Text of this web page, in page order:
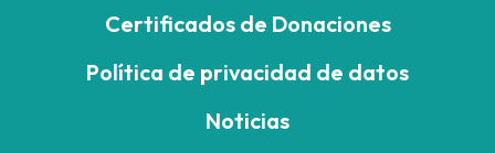
Certificados de Donaciones
Política de privacidad de datos
Noticias